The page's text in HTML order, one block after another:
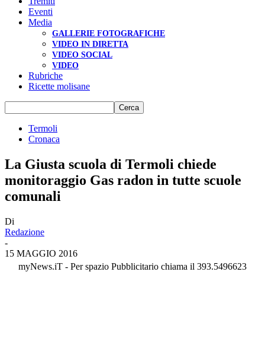
Eventi
Media
GALLERIE FOTOGRAFICHE
VIDEO IN DIRETTA
VIDEO SOCIAL
VIDEO
Rubriche
Ricette molisane
Termoli
Cronaca
La Giusta scuola di Termoli chiede
monitoraggio Gas radon in tutte scuole
comunali
Di
Redazione
-
15 MAGGIO 2016
myNews.iT - Per spazio Pubblicitario chiama il 393.5496623